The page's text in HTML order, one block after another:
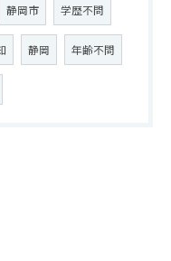
静岡市 学歴不問
静岡 年齢不問